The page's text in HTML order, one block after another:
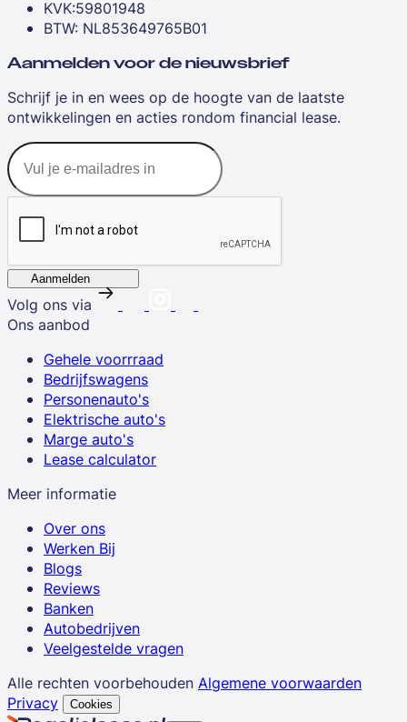
KVK:59801948
BTW: NL853649765B01
Aanmelden voor de nieuwsbrief
Schrijf je in en wees op de hoogte van de laatste
ontwikkelingen en acties rondom financial lease.
Aanmelden
Volg ons via
Ons aanbod
Gehele voorrraad
Bedrijfswagens
Personenauto's
Elektrische auto's
Marge auto's
Lease calculator
Meer informatie
Over ons
Werken Bij
Blogs
Reviews
Banken
Autobedrijven
Veelgestelde vragen
Alle rechten voorbehouden Algemene voorwaarden
Privacy
Cookies